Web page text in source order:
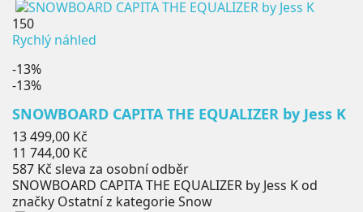
150
Rychlý náhled
-13%
-13%
SNOWBOARD CAPITA THE EQUALIZER by Jess K
Běžná
cena
13 499,00 Kč
Cena
11 744,00 Kč
587 Kč sleva za osobní odběr
SNOWBOARD CAPITA THE EQUALIZER by Jess K od
značky Ostatní z kategorie Snow